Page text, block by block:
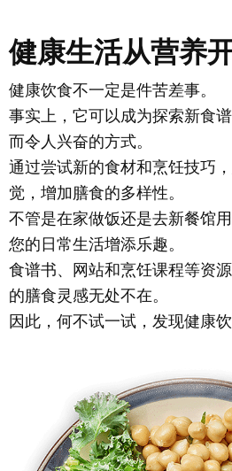
健康生活从营养
健康饮食不一定是件苦差事。
事实上，它可以成为探索新食
而令人兴奋的方式。
通过尝试新的食材和烹饪技巧
觉，增加膳食的多样性。
不管是在家做饭还是去新餐馆
您的日常生活增添乐趣。
食谱书、网站和烹饪课程等资
的膳食灵感无处不在。
因此，何不试一试，发现健康